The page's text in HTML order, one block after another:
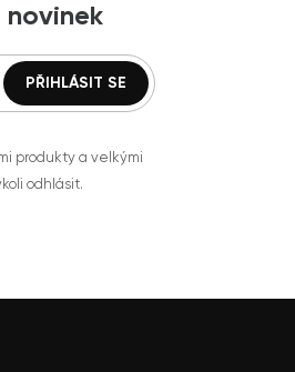
novinek
produkty a velkými
odhlásit.